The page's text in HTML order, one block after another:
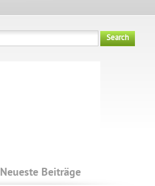
Search
Neueste Beiträge